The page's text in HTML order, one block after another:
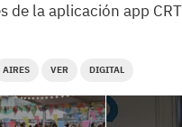
de la aplicación app
AIRES VER DIGITAL